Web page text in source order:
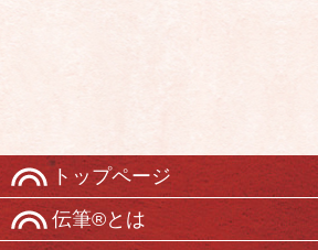
トップページ
伝筆®とは